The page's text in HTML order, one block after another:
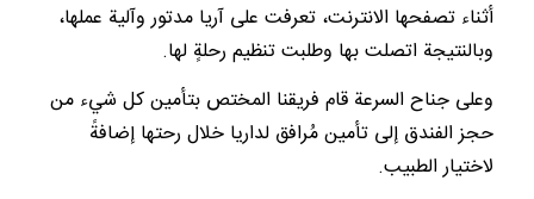
أثناء تصفحها الانترنت، تعرفت على آريا مدتور وآلية عملها،
وبالنتيجة اتصلت بها وطلبت تنظيم رحلةٍ لها.
وعلى جناح السرعة قام فريقنا المختص بتأمين كل شيء من
حجز الفندق إلى تأمين مُرافق لداریا خلال رحتها إضافةً
لاختيار الطبيب.